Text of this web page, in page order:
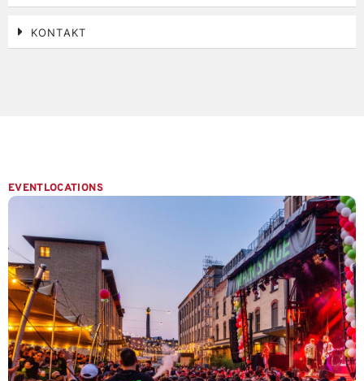
KONTAKT
EVENTLOCATIONS